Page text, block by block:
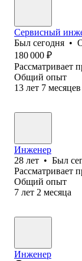
Сервисный
Был сегодня •
180 000 ₽
Рассматривает
Общий опыт
13 лет 7 месяцев
Инженер
28 лет • Был
Рассматривает
Общий опыт
7 лет 2 месяца
Инженер